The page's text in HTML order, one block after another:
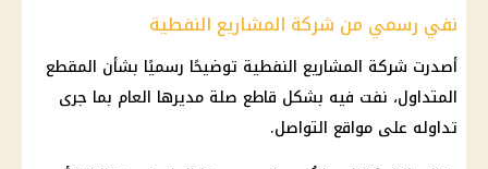
نفي رسمي من شركة المشاريع النفطية
أصدرت شركة المشاريع النفطية توضيحًا رسميًا بشأن المقطع
المتداول، نفت فيه بشكل قاطع صلة مديرها العام بما جرى
تداوله على مواقع التواصل.